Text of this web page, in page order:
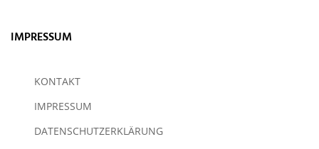
IMPRESSUM
KONTAKT
IMPRESSUM
DATENSCHUTZERKLÄRUNG